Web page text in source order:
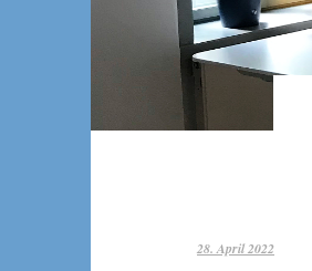
28. April 2022